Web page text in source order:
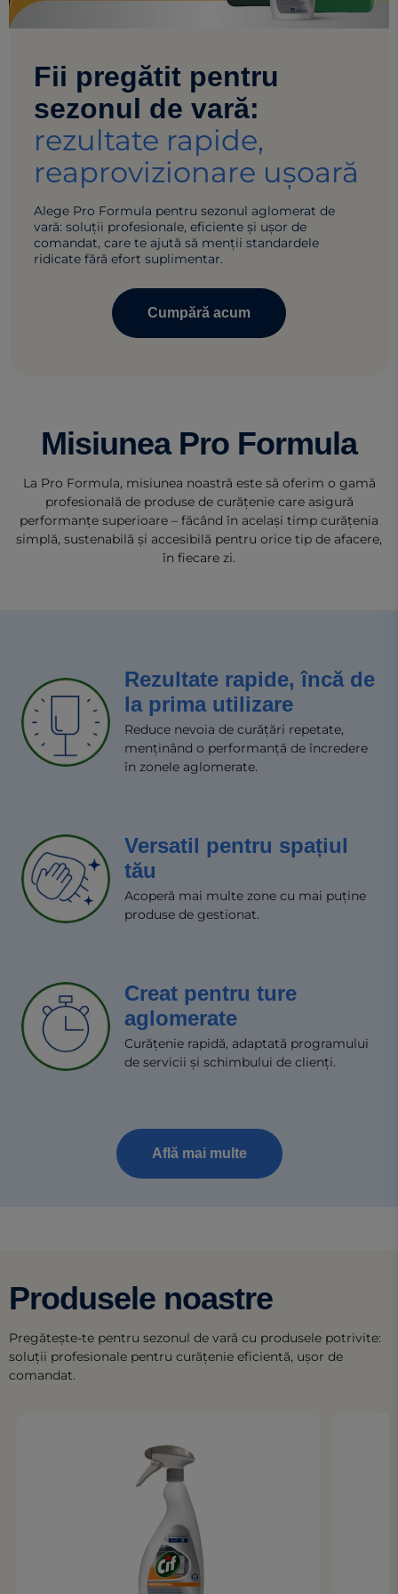
Fii pregătit pentru
sezonul de vară:
rezultate rapide,
reaprovizionare ușoară
Alege Pro Formula pentru sezonul aglomerat de
vară: soluții profesionale, eficiente și ușor de
comandat, care te ajută să menții standardele
ridicate fără efort suplimentar.
Cumpără acum
Misiunea Pro Formula
La Pro Formula, misiunea noastră este să oferim o gamă
profesională de produse de curățenie care asigură
performanțe superioare – făcând în același timp curățenia
simplă, sustenabilă și accesibilă pentru orice tip de afacere,
în fiecare zi.
Rezultate rapide, încă de
la prima utilizare
Reduce nevoia de curățări repetate,
menținând o performanță de încredere
în zonele aglomerate.
Versatil pentru spațiul
tău
Acoperă mai multe zone cu mai puține
produse de gestionat.
Creat pentru ture
aglomerate
Curățenie rapidă, adaptată programului
de servicii și schimbului de clienți.
Află mai multe
Produsele noastre
Pregătește-te pentru sezonul de vară cu produsele potrivite:
soluții profesionale pentru curățenie eficientă, ușor de
comandat.